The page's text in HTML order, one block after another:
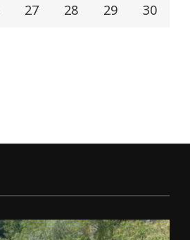
27 28 29 30